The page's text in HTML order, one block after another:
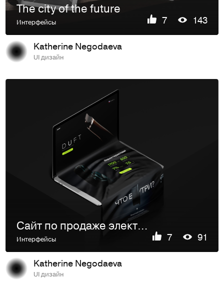
The city of the future
Интерфейсы 7 143
Katherine Negodaeva
UI дизайн
Сайт по продаже электронных сигарет
Интерфейсы 7 91
Katherine Negodaeva
UI дизайн